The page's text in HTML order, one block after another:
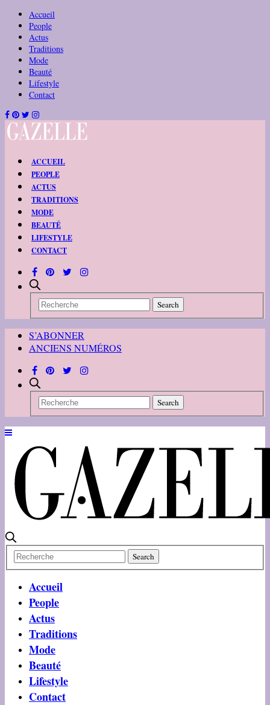
Accueil
People
Actus
Traditions
Mode
Beauté
Lifestyle
Contact
ACCUEIL
PEOPLE
ACTUS
TRADITIONS
MODE
BEAUTÉ
LIFESTYLE
CONTACT
S’ABONNER
ANCIENS NUMÉROS
Accueil
People
Actus
Traditions
Mode
Beauté
Lifestyle
Contact